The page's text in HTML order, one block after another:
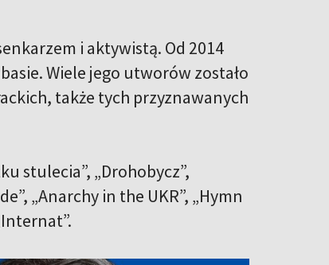
i aktywistą. Od 2014
Wiele jego utworów zostało
także tych przyznawanych
stulecia”, „Drohobycz”,
„Anarchy in the UKR”, „Hymn